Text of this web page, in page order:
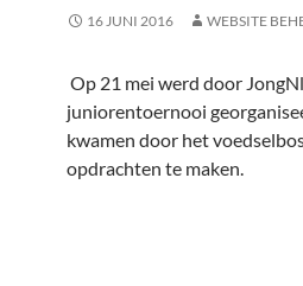
16 JUNI 2016 WEBSITE
Op 21 mei werd door
juniorentoernooi
kwamen door het
opdrachten te maken.